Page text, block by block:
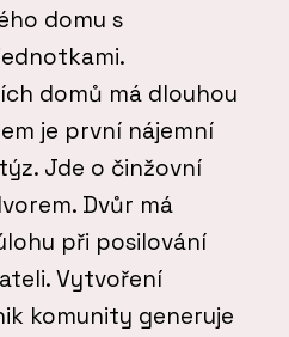
domu s
domů má dlouhou
je první nájemní
Jde o činžovní
Dvůr má
při posilování
Vytvoření
komunity generuje